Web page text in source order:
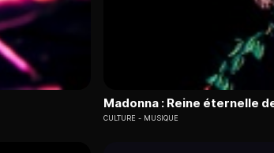
Madonna : Reine éternelle
CULTURE MUSIQUE